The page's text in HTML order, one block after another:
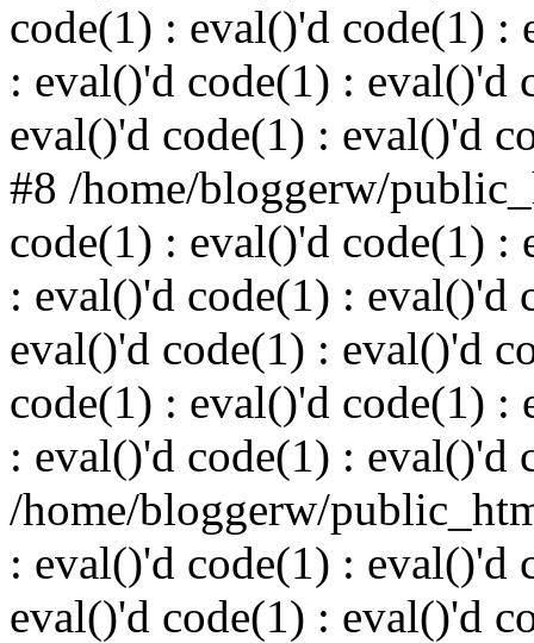
code(1) : eval()'d code(1) :
: eval()'d code(1) : eval()'d
eval()'d code(1) : eval()'d
#8 /home/bloggerw/
code(1) : eval()'d code(1) :
: eval()'d code(1) : eval()'d
eval()'d code(1) : eval()'d
code(1) : eval()'d code(1) :
: eval()'d code(1) : eval()'d
/home/bloggerw/
: eval()'d code(1) : eval()'d
eval()'d code(1) : eval()'d